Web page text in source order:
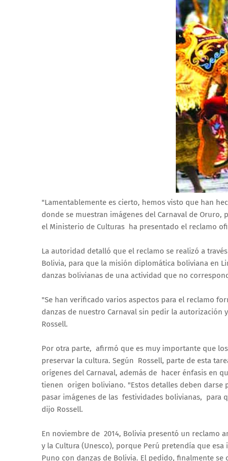
"Lamentablemente es cierto, hemos visto que han
donde se muestran imágenes del Carnaval de
el Ministerio de Culturas ha presentado el reclamo
La autoridad detalló que el reclamo se realizó a
Bolivia, para que la misión diplomática boliviana en
danzas bolivianas de una actividad que no
"Se han verificado varios aspectos para el reclamo
danzas de nuestro Carnaval sin pedir la autorización
Rossell.
Por otra parte, afirmó que es muy importante que
preservar la cultura. Según Rossell, parte de esta
orígenes del Carnaval, además de hacer énfasis en
tienen origen boliviano. "Estos detalles deben
pasar imágenes de las festividades bolivianas, para
dijo Rossell.
En noviembre de 2014, Bolivia presentó un reclamo
y la Cultura (Unesco), porque Perú pretendía que
Puno con danzas de Bolivia. El pedido, finalmente